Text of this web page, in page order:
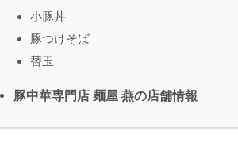
小豚丼
豚つけそば
替玉
豚中華専門店 麺屋 燕の店舗情報